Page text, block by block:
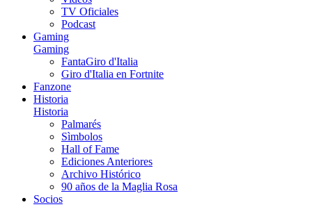
TV Oficiales
Podcast
Gaming
Gaming
FantaGiro d'Italia
Giro d'Italia en Fortnite
Fanzone
Historia
Historia
Palmarés
Sìmbolos
Hall of Fame
Ediciones Anteriores
Archivo Histórico
90 años de la Maglia Rosa
Socios